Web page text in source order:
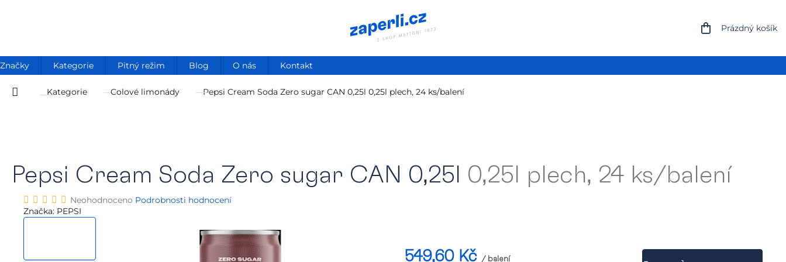
NÁKUPNÍ
Prázdný košík
Značky Kategorie Pitný režim Blog O nás Kontakt
DomůKategorie Colové limonády Pepsi Cream Soda Zero sugar CAN 0,25l 0,25l plech, 24 ks/balení
Pepsi Cream Soda Zero sugar CAN 0,25l 0,25l plech, 24 ks/balení
Průměrné
hodnocení
produktu
Neohodnoceno Podrobnosti hodnocení
Značka: PEPSI
549,60 Kč / balení